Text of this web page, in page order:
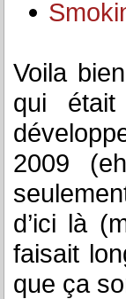
Voila
qui était
2009
d’ici là
faisait
que ça